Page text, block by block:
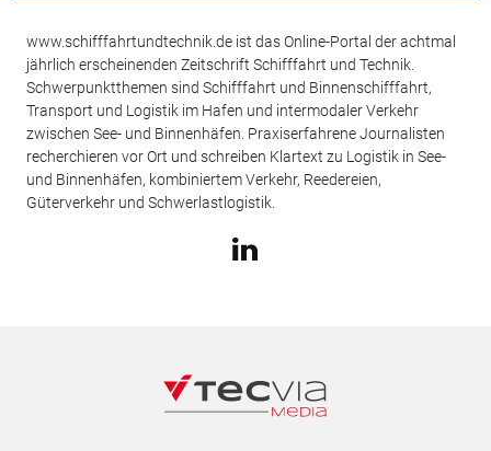
www.schifffahrtundtechnik.de ist das Online-Portal der achtmal
jährlich erscheinenden Zeitschrift Schifffahrt und Technik.
Schwerpunktthemen sind Schifffahrt und Binnenschifffahrt,
Transport und Logistik im Hafen und intermodaler Verkehr
zwischen See- und Binnenhäfen. Praxiserfahrene Journalisten
recherchieren vor Ort und schreiben Klartext zu Logistik in See-
und Binnenhäfen, kombiniertem Verkehr, Reedereien,
Güterverkehr und Schwerlastlogistik.